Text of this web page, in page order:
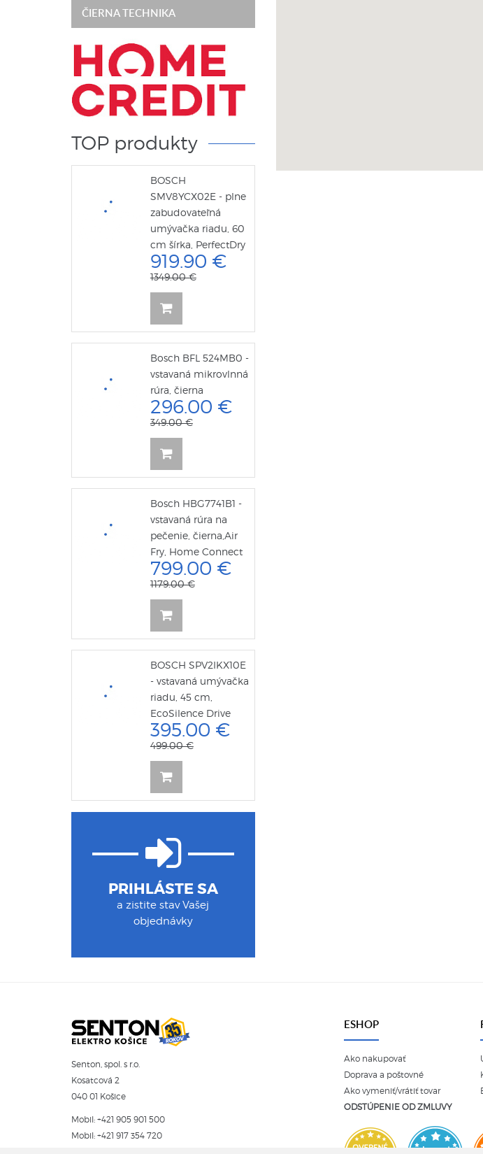
ČIERNA TECHNIKA
TOP produkty
BOSCH
SMV8YCX02E - plne
zabudovateľná
umývačka riadu, 60
cm šírka, PerfectDry
919.90 €
1349.00 €
Bosch BFL 524MB0 -
vstavaná mikrovlnná
rúra, čierna
296.00 €
349.00 €
Bosch HBG7741B1 -
vstavaná rúra na
pečenie, čierna,Air
Fry, Home Connect
799.00 €
1179.00 €
BOSCH SPV2IKX10E
- vstavaná umývačka
riadu, 45 cm,
EcoSilence Drive
395.00 €
499.00 €
PRIHLÁSTE SA
a zistite stav Vašej
objednávky
Senton, spol. s r.o.
Kosatcová 2
040 01 Košice
Mobil: +421 905 901 500
Mobil: +421 917 354 720
ESHOP
Ako nakupovať
Doprava a poštovné
Ako vymeniť/vrátiť tovar
ODSTÚPENIE OD ZMLUVY